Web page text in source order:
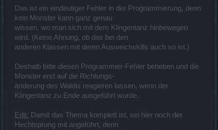
Das ist ein eindeutiger Fehler in der Programmierung, denn
kein Monster kann ganz genau
wissen, wo man sich mit dem Klingentanz hinbewegen
wird. (Keine Ahnung, ob das bei den
anderen Klassen mit deren Ausweichskills auch so ist.)
Deshalb bitte diesen Programmier-Fehler beheben und die
Monster erst auf die Richtungs-
änderung des Waldis reagieren lassen, wenn der
Klingentanz zu Ende ausgeführt wurde.
Edit: Damit das Thema komplett ist, sei hier noch der
Hechtsprung mit angeführt, denn